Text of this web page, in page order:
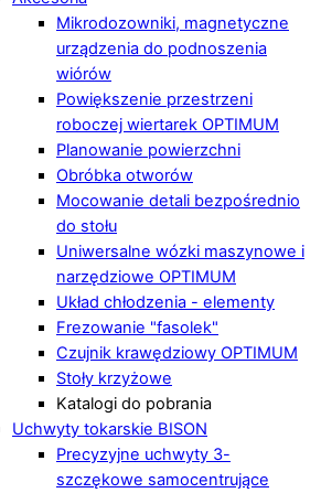
Mikrodozowniki, magnetyczne
urządzenia do podnoszenia
wiórów
Powiększenie przestrzeni
roboczej wiertarek OPTIMUM
Planowanie powierzchni
Obróbka otworów
Mocowanie detali bezpośrednio
do stołu
Uniwersalne wózki maszynowe i
narzędziowe OPTIMUM
Układ chłodzenia - elementy
Frezowanie "fasolek"
Czujnik krawędziowy OPTIMUM
Stoły krzyżowe
Katalogi do pobrania
Uchwyty tokarskie BISON
Precyzyjne uchwyty 3-
szczękowe samocentrujące